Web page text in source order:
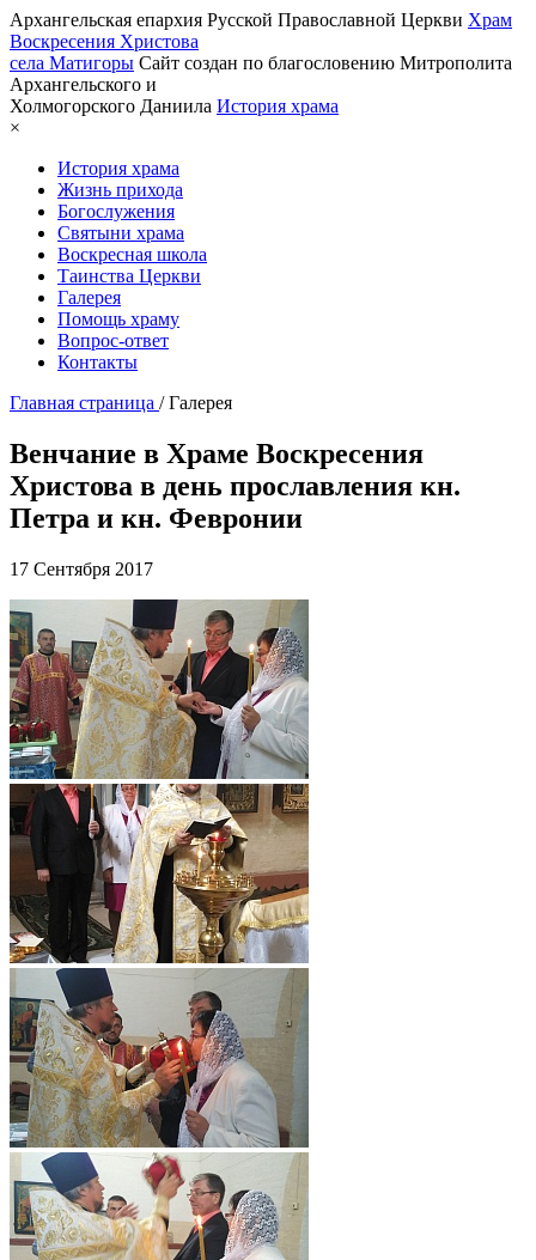
Архангельская епархия Русской Православной Церкви Храм
Воскресения Христова
села Матигоры Сайт создан по благословению Митрополита
Архангельского и
Холмогорского Даниила История храма
×
История храма
Жизнь прихода
Богослужения
Святыни храма
Воскресная школа
Таинства Церкви
Галерея
Помощь храму
Вопрос-ответ
Контакты
Главная страница /Галерея
Венчание в Храме Воскресения
Христова в день прославления кн.
Петра и кн. Февронии
17 Сентября 2017